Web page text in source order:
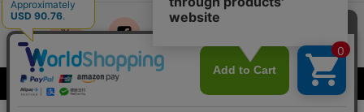
x facebook LINE mail
Copyright © 2018 Usagi Online Co.,Ltd. All Rights Reserved.